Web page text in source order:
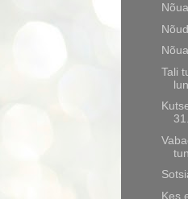
Tali
Kes